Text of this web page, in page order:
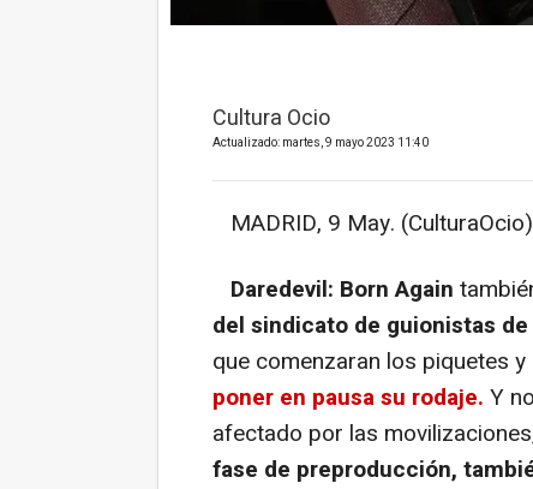
Cultura Ocio
Actualizado: martes, 9 mayo 2023 11:40
MADRID, 9 May.
Daredevil: Born Again
del sindicato de guionistas
que comenzaran los piquetes
poner en pausa su rodaje. Y
afectado por las
fase de preproducción,